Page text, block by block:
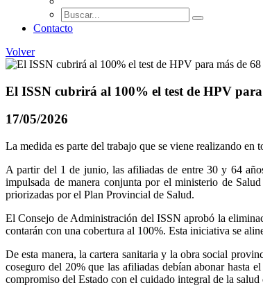
Contacto
Volver
El ISSN cubrirá al 100% el test de HPV
17/05/2026
La medida es parte del trabajo que se viene realizando en
A partir del 1 de junio, las afiliadas de entre 30 y 64
impulsada de manera conjunta por el ministerio de
priorizadas por el Plan Provincial de Salud.
El Consejo de Administración del ISSN aprobó la
contarán con una cobertura al 100%. Esta iniciativa se
De esta manera, la cartera sanitaria y la obra social
coseguro del 20% que las afiliadas debían abonar hasta
compromiso del Estado con el cuidado integral de la salud